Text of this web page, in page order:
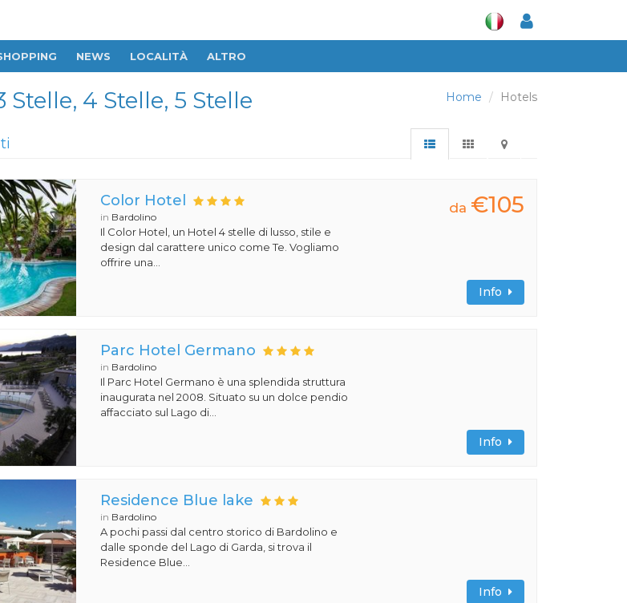
NEWS LOCALITÀ ALTRO
Home Hotels
4 Stelle, 5 Stelle
Color Hotel
in Bardolino
Il Color Hotel, un Hotel 4 stelle di lusso, stile e
design dal carattere unico come Te. Vogliamo
offrire una...
da €105
Info
Parc Hotel Germano
in Bardolino
Il Parc Hotel Germano è una splendida struttura
inaugurata nel 2008. Situato su un dolce pendio
affacciato sul Lago di...
Info
Residence Blue lake
in Bardolino
A pochi passi dal centro storico di Bardolino e
dalle sponde del Lago di Garda, si trova il
Residence Blue...
Info